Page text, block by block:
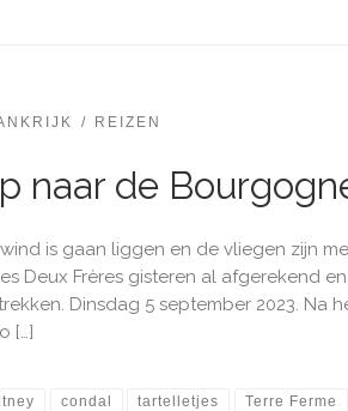
REIZEN
naar de
is gaan liggen en de vliegen zijn
Deux Frères gisteren al afgerekend
Dinsdag 5 september 2023. Na
[…]
condal tartelletjes Terre Ferme